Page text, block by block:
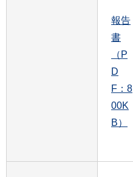
報告
書
（P
D
F：8
00K
B）